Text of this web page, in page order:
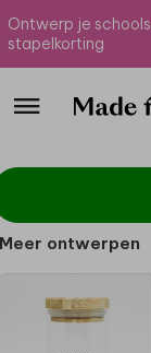
Ontwerp je
stapelkorting
Meer ontwerpen